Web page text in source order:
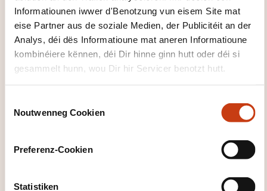
Informatiounen iwwer d'Benotzung vun eisem Site mat
eise Partner aus de soziale Medien, der Publicitéit an der
Analys, déi dës Informatioune mat aneren Informatioune
kombinéiere kënnen, déi Dir hinne ginn hutt oder déi si
gesammelt hunn, wou Dir hir Servicer benotzt hutt.
Noutwenneg Cookien
Preferenz-Cookien
Statistiken
WÉI GESÄIT D'EVALUATIOUN
AUS?
Test inlingua®
DER FORMATIOUN?
WÉI ENG SUPPORTE GINN ZUR